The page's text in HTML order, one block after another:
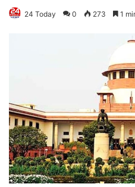
24 Today 0 273 1